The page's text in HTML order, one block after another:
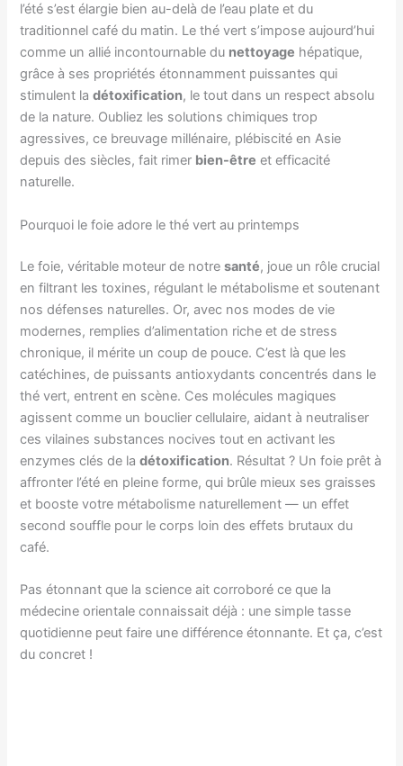
l’été s’est élargie bien au-delà de l’eau plate et du
traditionnel café du matin. Le thé vert s’impose aujourd’hui
comme un allié incontournable du nettoyage hépatique,
grâce à ses propriétés étonnamment puissantes qui
stimulent ladétoxification, le tout dans un respect absolu
de la nature. Oubliez les solutions chimiques trop
agressives, ce breuvage millénaire, plébiscité en Asie
depuis des siècles, fait rimer bien-être et efficacité
naturelle.
Pourquoi le foie adore le thé vert au printemps
Le foie, véritable moteur de notresanté, joue un rôle crucial
en filtrant les toxines, régulant le métabolisme et soutenant
nos défenses naturelles. Or, avec nos modes de vie
modernes, remplies d’alimentation riche et de stress
chronique, il mérite un coup de pouce. C’est là que les
catéchines, de puissants antioxydants concentrés dans le
thé vert, entrent en scène. Ces molécules magiques
agissent comme un bouclier cellulaire, aidant à neutraliser
ces vilaines substances nocives tout en activant les
enzymes clés de ladétoxification. Résultat ? Un foie prêt à
affronter l’été en pleine forme, qui brûle mieux ses graisses
et booste votre métabolisme naturellement — un effet
second souffle pour le corps loin des effets brutaux du
café.
Pas étonnant que la science ait corroboré ce que la
médecine orientale connaissait déjà : une simple tasse
quotidienne peut faire une différence étonnante. Et ça, c’est
du concret !